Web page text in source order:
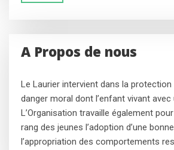
A Propos de nous
Le Laurier intervient dans la protection
danger moral dont l’enfant vivant avec
L’Organisation travaille également
rang des jeunes l’adoption d’une
l’appropriation des comportements